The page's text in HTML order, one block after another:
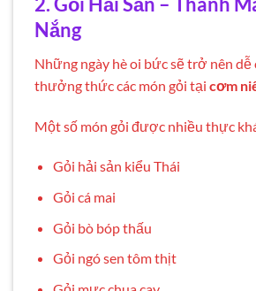
Nắng
Những ngày hè oi bức sẽ trở nên
thưởng thức các món gỏi tại cơm
Một số món gỏi được nhiều thực
Gỏi hải sản kiểu Thái
Gỏi cá mai
Gỏi bò bóp thấu
Gỏi ngó sen tôm thịt